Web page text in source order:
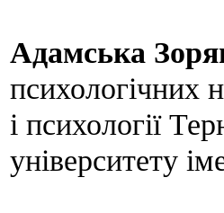
Адамська
психологічних
і психології
університету